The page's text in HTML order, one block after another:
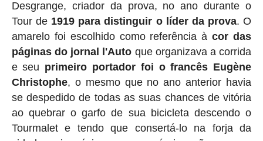
Desgrange, criador da prova, no ano durante o
Tour de 1919 para distinguir o líder da prova. O
amarelo foi escolhido como referência àcor das
páginas do jornal l'Auto que organizava a corrida
e seu primeiro portador foi o francês Eugène
Christophe, o mesmo que no ano anterior havia
se despedido de todas as suas chances de vitória
ao quebrar o garfo de sua bicicleta descendo o
Tourmalet e tendo que consertá-lo na forja da